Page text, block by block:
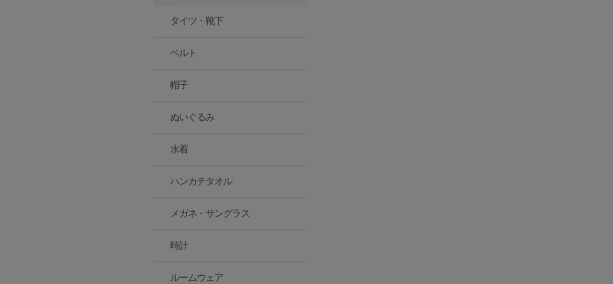
タイツ・靴下
ベルト
帽子
ぬいぐるみ
水着
ハンカチタオル
メガネ・サングラス
時計
ルームウェア